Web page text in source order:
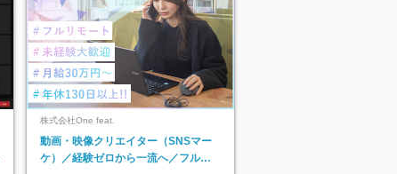
株式会社One feat.
動画・映像クリエイター（SNSマー
ケ）／経験ゼロから一流へ／フルリ